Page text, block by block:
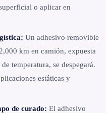
o aplicar en
Un adhesivo removible
km en camión, expuesta
temperatura, se despegará.
estáticas y
de curado: El adhesivo